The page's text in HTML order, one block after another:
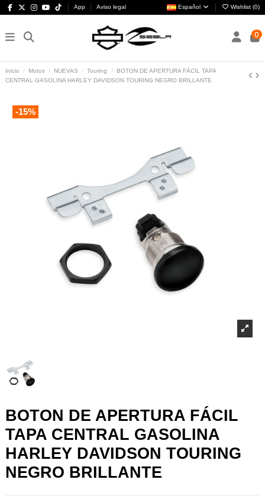
App Aviso legal Español Wishlist (0)
0
Inicio Motos NUEVAS Touring
BOTON DE APERTURA FÁCIL TAPA
CENTRAL GASOLINA HARLEY DAVIDSON TOURING NEGRO BRILLANTE
-15%
BOTON DE APERTURA FÁCIL
TAPA CENTRAL GASOLINA
HARLEY DAVIDSON TOURING
NEGRO BRILLANTE